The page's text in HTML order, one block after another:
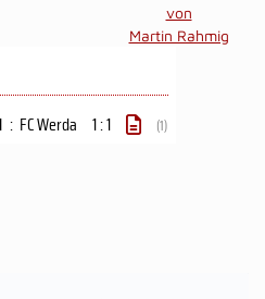
von
Martin Rahmig
: FC Werda 1 : 1 (1)